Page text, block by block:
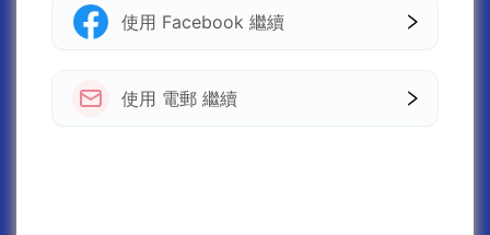
使用 Facebook 繼續
使用 電郵 繼續